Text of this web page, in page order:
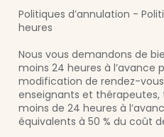
Politiques d’annulation -
heures
Nous vous demandons de
moins 24 heures à l’avance
modification de rendez-
enseignants et
moins de 24 heures à
équivalents à 50 % du coût